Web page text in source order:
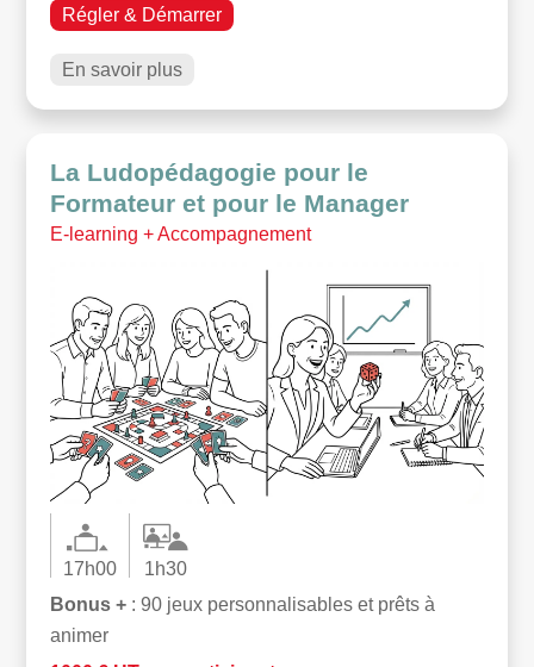
Régler & Démarrer
En savoir plus
La Ludopédagogie pour le
Formateur et pour le Manager
E-learning + Accompagnement
17h00
1h30
Bonus + : 90 jeux personnalisables et prêts à
animer